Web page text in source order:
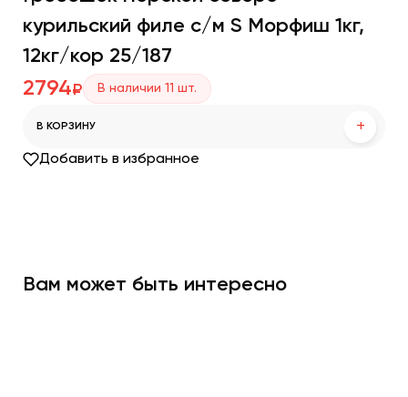
курильский филе с/м S Морфиш 1кг,
12кг/кор 25/187
2794₽ В наличии 11 шт.
В КОРЗИНУ +
Добавить в избранное
Вам может быть интересно